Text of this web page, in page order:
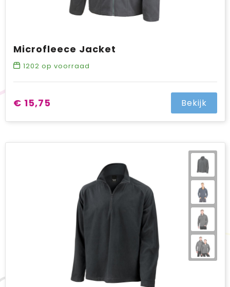
Microfleece Jacket
1202 op voorraad
€ 15,75 Bekijk